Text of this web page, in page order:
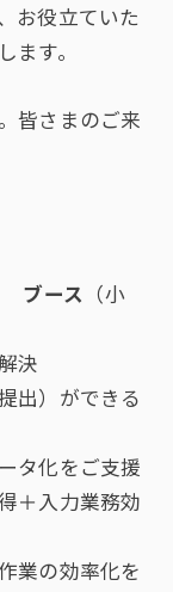
お役立ていた
す。
皆さまのご来
ブース （小
決
出）ができる
タ化をご支援
＋入力業務効
業の効率化を